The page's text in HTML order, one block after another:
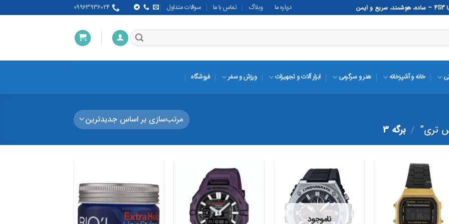
درباره ما وبلاگ تماس با ما سوالات متداول 09963936024
خانه و آشپزخانه هنر و سرگرمی ابزار آلات و تجهیزات ورزش و سفر فروشگاه
تری” / برگه 3
افزودن افزودن
به
علاقه ناموجود
افزودن افزودن
علاقه